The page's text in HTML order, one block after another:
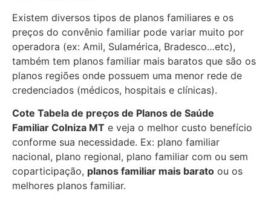
Existem diversos tipos de planos familiares e os
preços do convênio familiar pode variar muito por
operadora (ex: Amil, Sulamérica, Bradesco…etc),
também tem planos familiar mais baratos que são os
planos regiões onde possuem uma menor rede de
credenciados (médicos, hospitais e clínicas).
Cote Tabela de preços de Planos de Saúde
Familiar Colniza MT e veja o melhor custo benefício
conforme sua necessidade. Ex: plano familiar
nacional, plano regional, plano familiar com ou sem
coparticipação, planos familiar mais barato ou os
melhores planos familiar.